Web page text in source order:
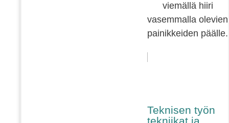
viemällä hiiri
vasemmalla olevien
painikkeiden päälle.
Teknisen työn